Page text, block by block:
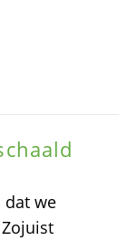
dat we